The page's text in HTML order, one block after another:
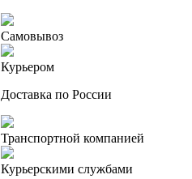
Самовывоз
Курьером
Доставка по России
Транспортной компанией
Курьерскими службами